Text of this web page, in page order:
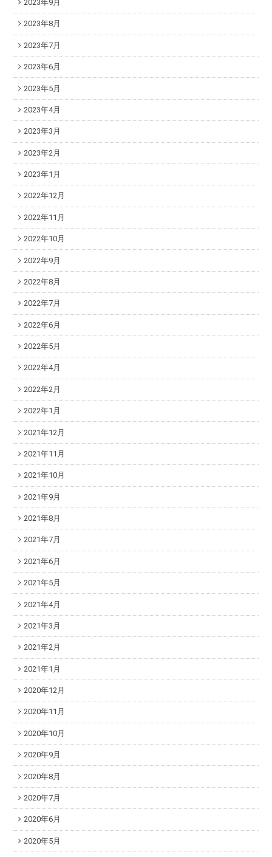
2023年9月
2023年8月
2023年7月
2023年6月
2023年5月
2023年4月
2023年3月
2023年2月
2023年1月
2022年12月
2022年11月
2022年10月
2022年9月
2022年8月
2022年7月
2022年6月
2022年5月
2022年4月
2022年2月
2022年1月
2021年12月
2021年11月
2021年10月
2021年9月
2021年8月
2021年7月
2021年6月
2021年5月
2021年4月
2021年3月
2021年2月
2021年1月
2020年12月
2020年11月
2020年10月
2020年9月
2020年8月
2020年7月
2020年6月
2020年5月